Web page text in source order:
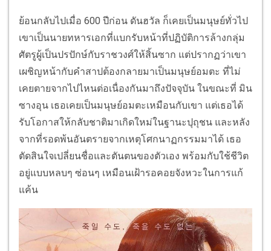
ย้อนกลับไปเมื่อ 600 ปีก่อน ดันฮวัล ก็เคยเป็นมนุษย์ทั่วไป
เขาเป็นนายทหารเอกที่แบกรับหน้าที่ปฏิบัติการล้างกลุ่ม
ศัตรูผู้เป็นปรปักษ์กับราชวงศ์ให้สิ้นซาก แต่ปรากฏว่าเขา
เผชิญหน้ากับคำสาปต้องกลายมาเป็นมนุษย์อมตะ ที่ไม่
เคยตายจากไปไหนต่อเนื่องกันมาถึงปัจจุบัน ในขณะที่ มิน
ซางอุน เธอเคยเป็นมนุษย์อมตะเหมือนกับเขา แต่เธอได้
รับโอกาสให้กลับชาติมาเกิดใหม่ในฐานะปุถุชน และหลัง
จากที่รอดพ้นอันตรายจากเหตุโศกนาฏกรรมมาได้ เธอ
ตัดสินใจเปลี่ยนชื่อและตันตนของตัวเอง พร้อมกับใช้ชีวิต
อยู่แบบหลบๆ ซ่อนๆ เหมือนเฝ้ารอคอยจังหวะในการแก้
แค้น